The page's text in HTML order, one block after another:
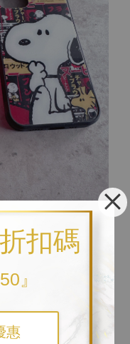
扣碼
』
惠
為iphone12pro手機